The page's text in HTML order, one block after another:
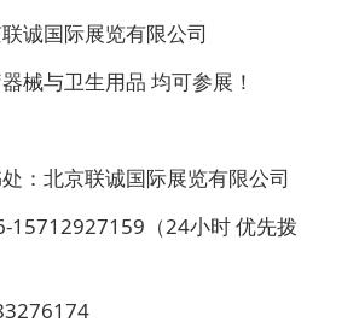
诚国际展览有限公司
械与卫生用品 均可参展！
：北京联诚国际展览有限公司
15712927159（24小时 优先拨